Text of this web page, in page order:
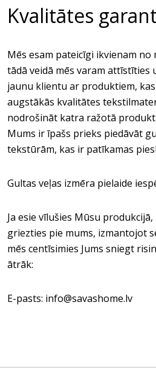
Kvalitātes
Mēs esam pateicīgi ikvienam
tādā veidā mēs varam
jaunu klientu ar produktiem,
augstākās kvalitātes
nodrošināt katra ražotā
Mums ir īpašs prieks piedāvāt
tekstūrām, kas ir patīkamas
Gultas veļas izmēra pielaide
Ja esie vīlušies Mūsu
griezties pie mums, izmantojot
mēs centīsimies Jums sniegt
ātrāk:
E-pasts: info@savashome.lv